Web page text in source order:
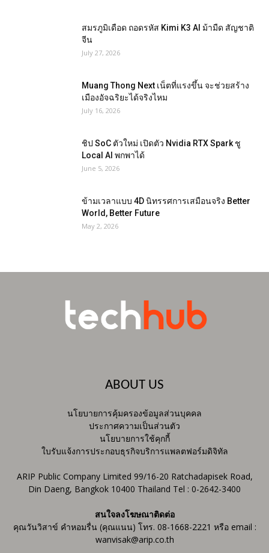
สมรภูมิเดือด ถอดรหัส Kimi K3 AI ม้ามืด สัญชาติ
จีน
July 27, 2026
Muang Thong Next เน็ตที่แรงขึ้น จะช่วยสร้าง
เมืองอัจฉริยะได้จริงไหม
July 16, 2026
ชิป SoC ตัวใหม่ เปิดตัว Nvidia RTX Spark ชู
Local AI พกพาได้
June 5, 2026
ข้ามเวลาแบบ 4D นิทรรศการเสมือนจริง Better
World, Better Future
May 2, 2026
ABOUT US
นโยบายการคุ้มครองข้อมูลส่วนบุคคล
ประกาศความเป็นส่วนตัว
นโยบายการใช้คุกกี้
ใบรับแจ้งการประกอบธุรกิจบริการแพลตฟอร์มดิจิทัล
ARIP Public Company Limited 99/16-20 Ratchadapisek Road,
Din Daeng, Bangkok 10400 Thailand Tel : 0-2642-3400
สนใจลงโฆษณาติดต่อ
คุณวันวิสาข์ คำหอมรื่น (คุณแนน) โทร. 08-1668-2221 หรือ email :
wanvisak@arip.co.th